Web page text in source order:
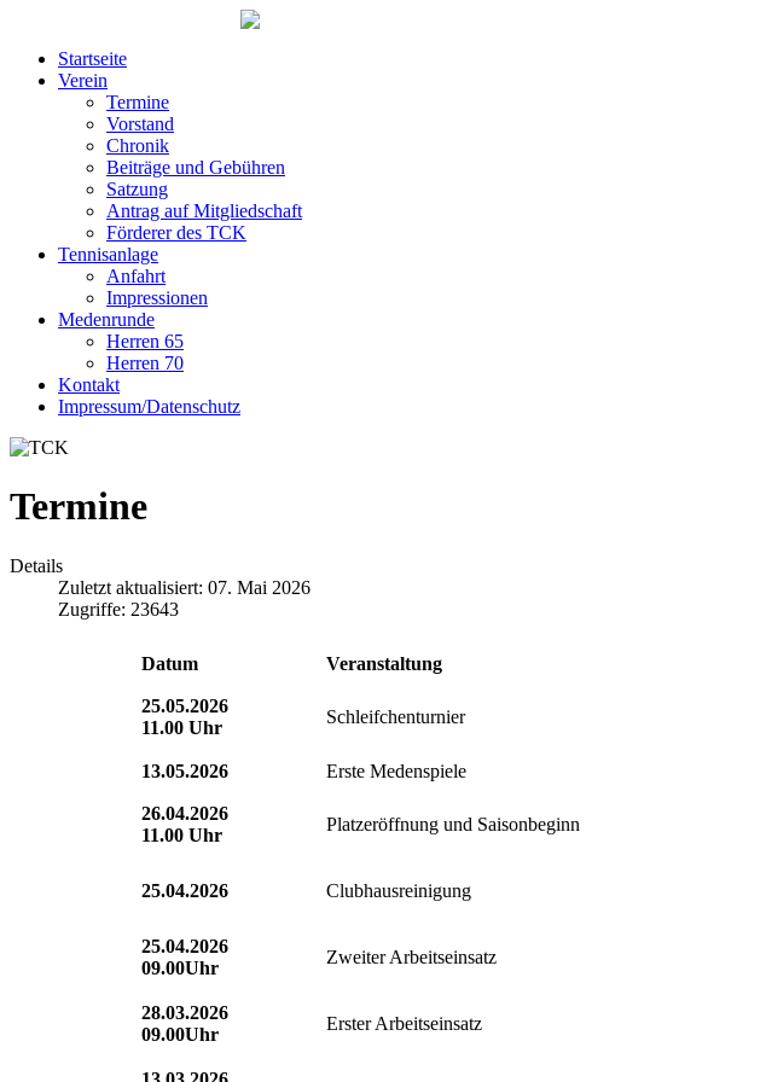
Startseite
Verein
Termine
Vorstand
Chronik
Beiträge und Gebühren
Satzung
Antrag auf Mitgliedschaft
Förderer des TCK
Tennisanlage
Anfahrt
Impressionen
Medenrunde
Herren 65
Herren 70
Kontakt
Impressum/Datenschutz
Termine
Details
Zuletzt aktualisiert: 07. Mai 2026
Zugriffe: 23643
Datum Veranstaltung
25.05.2026
11.00 Uhr
Schleifchenturnier
13.05.2026 Erste Medenspiele
26.04.2026
11.00 Uhr
Platzeröffnung und Saisonbeginn
25.04.2026 Clubhausreinigung
25.04.2026
09.00Uhr
Zweiter Arbeitseinsatz
28.03.2026
09.00Uhr
Erster Arbeitseinsatz